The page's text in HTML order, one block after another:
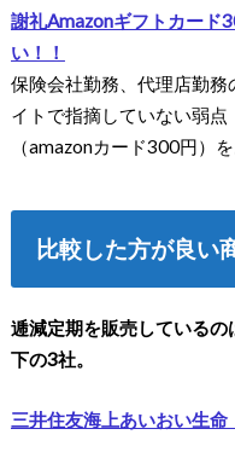
謝礼Amazonギフトカード
い！！
保険会社勤務、代理店勤
イトで指摘していない弱
（amazonカード300円）
比較した方が良い
逓減定期を販売している
下の3社。
三井住友海上あいおい